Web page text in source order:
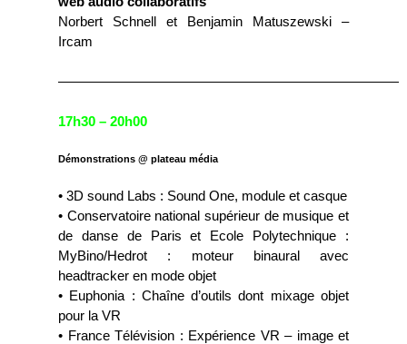
Norbert Schnell et Benjamin Matuszewski –
Ircam
—————————————————————————
17h30 – 20h00
Démonstrations @ plateau média
• 3D sound Labs : Sound One, module et casque
• Conservatoire national supérieur de musique et
de danse de Paris et Ecole Polytechnique :
MyBino/Hedrot : moteur binaural avec
headtracker en mode objet
• Euphonia : Chaîne d’outils dont mixage objet
pour la VR
• France Télévision : Expérience VR – image et